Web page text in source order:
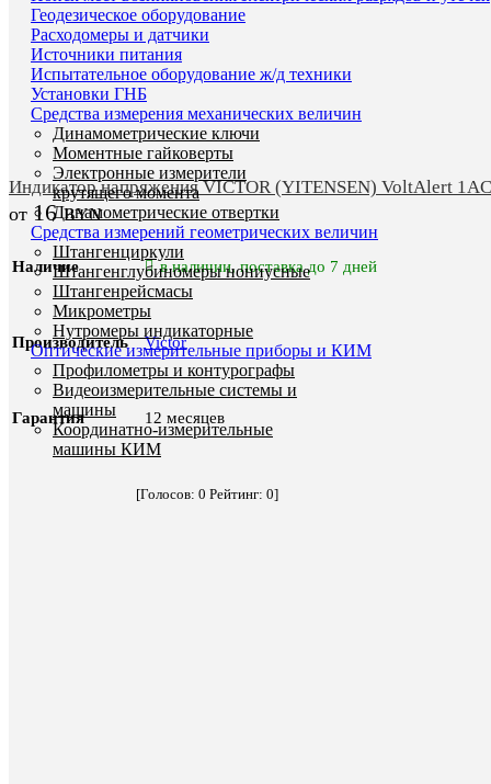
Геодезическое оборудование
Расходомеры и датчики
Источники питания
Испытательное оборудование ж/д техники
Установки ГНБ
Средства измерения механических величин
Динамометрические ключи
Моментные гайковерты
Электронные измерители
крутящего момента
Динамометрические отвертки
Средства измерений геометрических величин
Штангенциркули
Штангенглубиномеры нониусные
Штангенрейсмасы
Микрометры
Нутромеры индикаторные
Оптические измерительные приборы и КИМ
Профилометры и контурографы
Видеоизмерительные системы и
машины
Координатно-измерительные
машины КИМ
Индикатор напряжения VICTOR (YITENSEN) VoltAlert
16BYN
Наличие в наличии, поставка до 7 дней
Производитель Victor
Гарантия 12 месяцев
[Голосов: 0 Рейтинг: 0]